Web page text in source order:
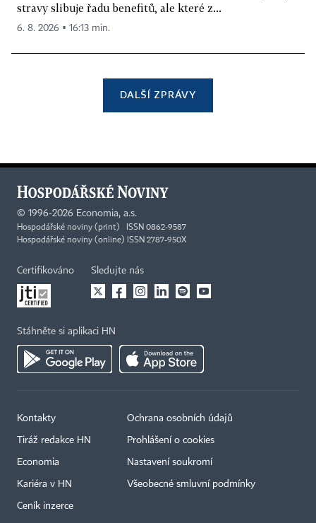
stravy slibuje řadu benefitů, ale které z...
6. 8. 2026 ▪ 16:13 min.
DALŠÍ ZPRÁVY
© 1996-2026 Economia, a.s.
Hospodářské noviny (print) ISSN 0862-9587
Hospodářské noviny (online) ISSN 2787-950X
Certifikováno Sledujte nás
Stáhněte si aplikaci HN
Kontakty
Tiráž redakce HN
Economia
Kariéra v HN
Ceník inzerce
Ochrana osobních údajů
Prohlášení o cookies
Nastavení soukromí
Všeobecné smluvní podmínky